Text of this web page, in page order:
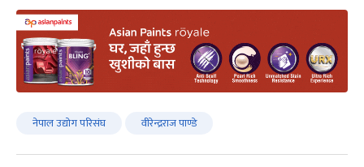
नेपाल उद्योग परिसंघ वीरेन्द्रराज पाण्डे